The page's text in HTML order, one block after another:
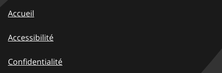
Accueil
Accessibilité
Confidentialité